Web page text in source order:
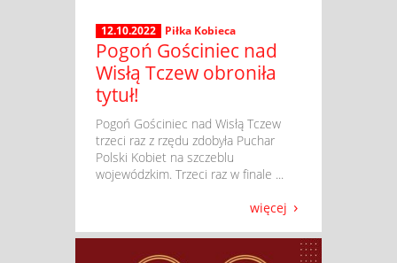
12.10.2022 Piłka Kobieca
Pogoń Gościniec nad
Wisłą Tczew obroniła
tytuł!
​ Pogoń Gościniec nad Wisłą Tczew
trzeci raz z rzędu zdobyła Puchar
Polski Kobiet na szczeblu
wojewódzkim. Trzeci raz w finale ...
więcej